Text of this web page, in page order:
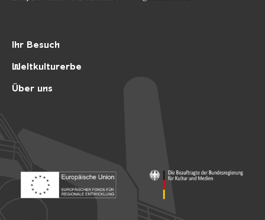
Ihr Besuch
Weltkulturerbe
Über uns